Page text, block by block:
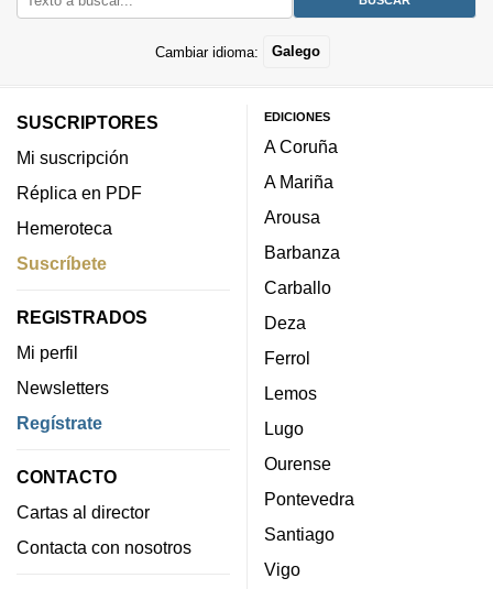
Cambiar idioma: Galego
SUSCRIPTORES
Mi suscripción
Réplica en PDF
Hemeroteca
Suscríbete
REGISTRADOS
Mi perfil
Newsletters
Regístrate
CONTACTO
Cartas al director
Contacta con nosotros
EDICIONES
A Coruña
A Mariña
Arousa
Barbanza
Carballo
Deza
Ferrol
Lemos
Lugo
Ourense
Pontevedra
Santiago
Vigo